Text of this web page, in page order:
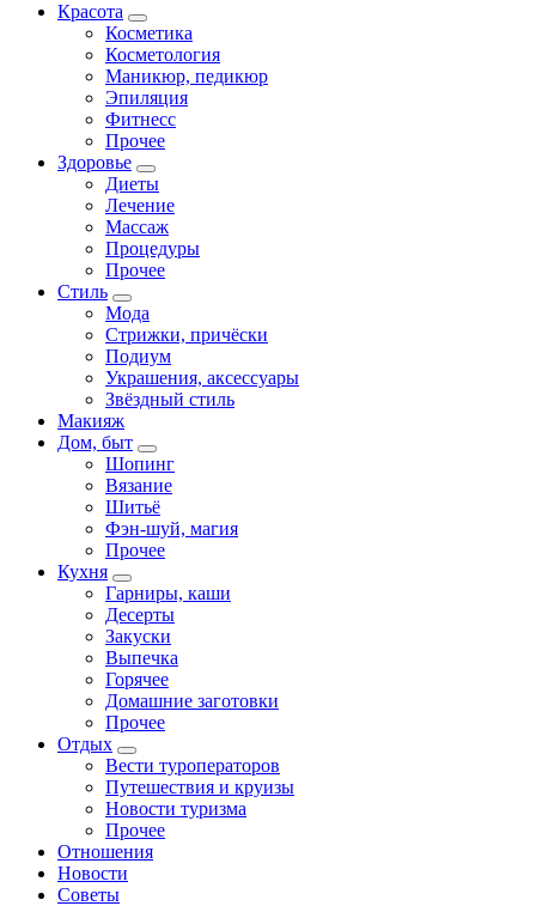
Красота
Косметика
Косметология
Маникюр, педикюр
Эпиляция
Фитнесс
Прочее
Здоровье
Диеты
Лечение
Массаж
Процедуры
Прочее
Стиль
Мода
Стрижки, причёски
Подиум
Украшения, аксессуары
Звёздный стиль
Макияж
Дом, быт
Шопинг
Вязание
Шитьё
Фэн-шуй, магия
Прочее
Кухня
Гарниры, каши
Десерты
Закуски
Выпечка
Горячее
Домашние заготовки
Прочее
Отдых
Вести туроператоров
Путешествия и круизы
Новости туризма
Прочее
Отношения
Новости
Советы